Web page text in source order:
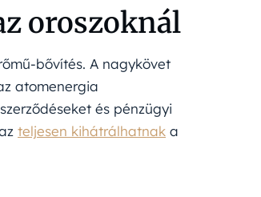
oroszoknál
bővítés. A nagykövet
atomenergia
és pénzügyi
teljesen kihátrálhatnak a